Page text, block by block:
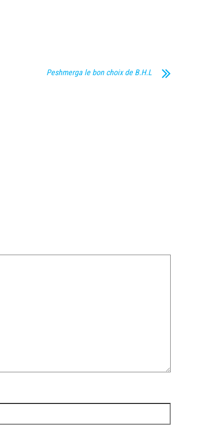
Peshmerga le bon choix de B.H.L